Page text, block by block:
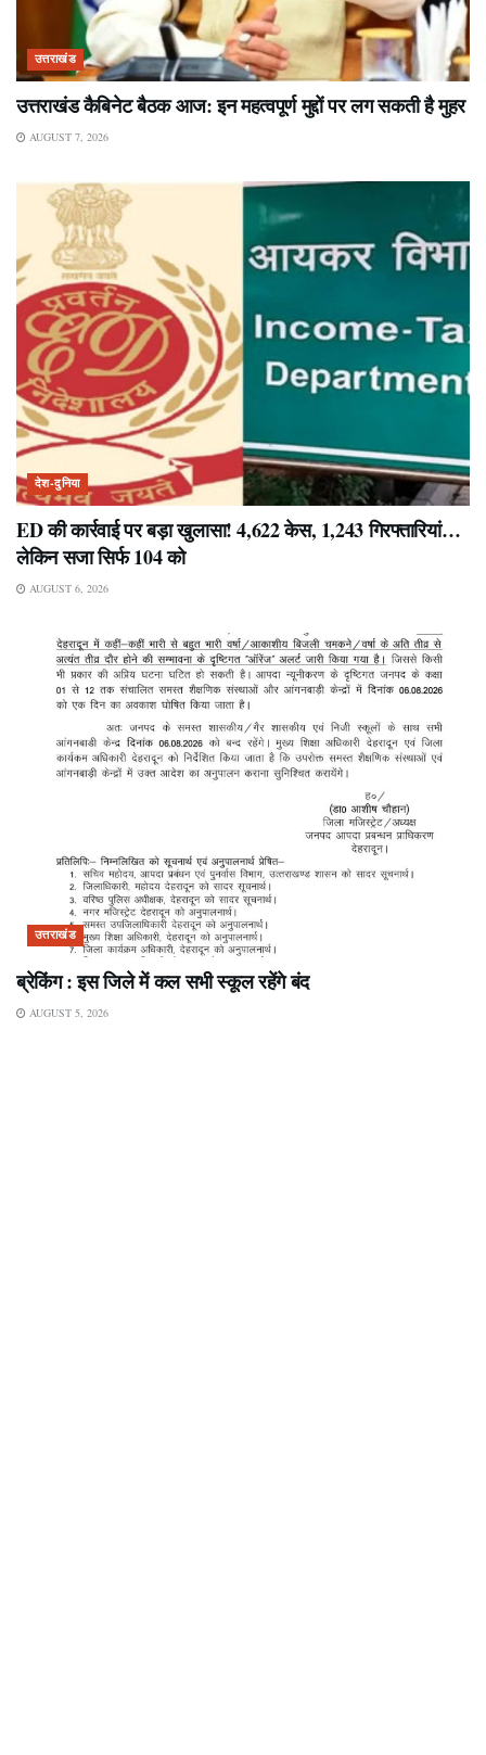
उत्तराखंड
उत्तराखंड कैबिनेट बैठक आज: इन महत्वपूर्ण मुद्दों पर लग सकती है मुहर
AUGUST 7, 2026
देश-दुनिया
ED की कार्रवाई पर बड़ा खुलासा! 4,622 केस, 1,243 गिरफ्तारियां…
लेकिन सजा सिर्फ 104 को
AUGUST 6, 2026
उत्तराखंड
ब्रेकिंग : इस जिले में कल सभी स्कूल रहेंगे बंद
AUGUST 5, 2026